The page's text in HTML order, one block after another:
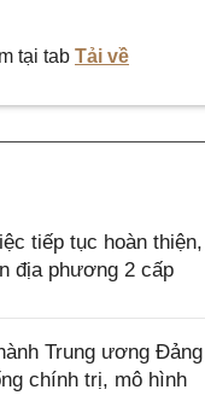
tại tab Tải về
tiếp tục hoàn thiện,
địa phương 2 cấp
Trung ương Đảng
chính trị, mô hình